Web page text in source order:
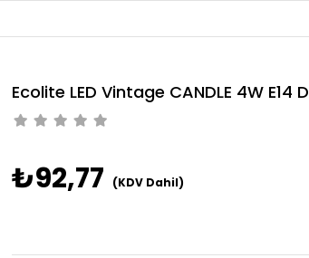
Ecolite LED Vintage CANDLE 4W E14
₺92,77 (KDV Dahil)